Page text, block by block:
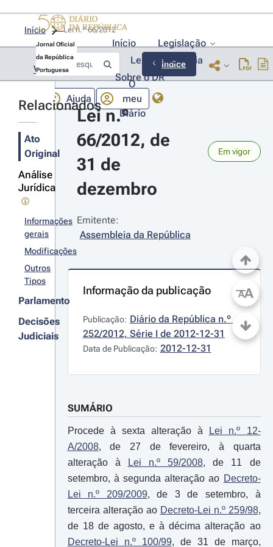
Jornal Oficial
da República
Portuguesa
Início
Legislação
Lexionário
Lia
Sobre o DR
Ajuda
O
meu
Diário
Início Lei n.º 66/2012
Voltar Índice
Relacionados
Ato
Original
Análise
Jurídica
Informações
gerais
Modificações
Outros
Tipos
Parlamento
Decisões
Judiciais
Lei n.º
66/2012, de
31 de
dezembro
Em vigor
Emitente:
Assembleia da República
Informação da publicação
Publicação: Diário da República n.º
252/2012, Série I de 2012-12-31
Data de Publicação: 2012-12-31
SUMÁRIO
Procede à sexta alteração à
Lei n.º 12-
A/2008, de 27 de fevereiro, à quarta
alteração à
Lei n.º 59/2008, de 11 de
setembro, à segunda alteração ao Decreto-
Lei n.º 209/2009, de 3 de setembro, à
terceira alteração ao Decreto-Lei n.º 259/98,
de 18 de agosto, e à décima alteração ao
Decreto-Lei n.º 100/99, de 31 de março,
AA